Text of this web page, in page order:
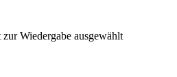
Wiedergabe ausgewählt